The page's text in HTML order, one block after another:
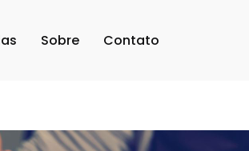
Sobre Contato